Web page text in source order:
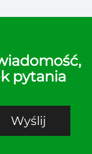
pytania
Wyślij